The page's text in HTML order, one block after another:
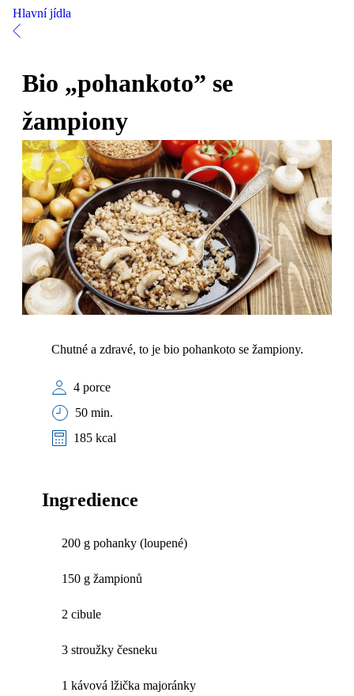
Hlavní jídla
Bio „pohankoto” se
žampiony
Chutné a zdravé, to je bio pohankoto se žampiony.
4 porce
50 min.
185 kcal
Ingredience
200 g pohanky (loupené)
150 g žampionů
2 cibule
3 stroužky česneku
1 kávová lžička majoránky